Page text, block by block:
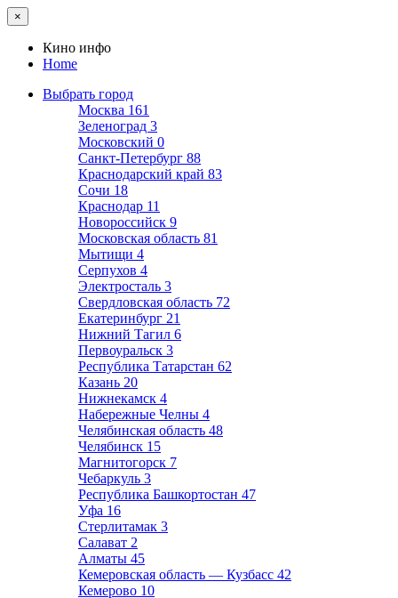
×
Кино инфо
Home
Выбрать город
Москва 161
Зеленоград 3
Московский 0
Санкт-Петербург 88
Краснодарский край 83
Сочи 18
Краснодар 11
Новороссийск 9
Московская область 81
Мытищи 4
Серпухов 4
Электросталь 3
Свердловская область 72
Екатеринбург 21
Нижний Тагил 6
Первоуральск 3
Республика Татарстан 62
Казань 20
Нижнекамск 4
Набережные Челны 4
Челябинская область 48
Челябинск 15
Магнитогорск 7
Чебаркуль 3
Республика Башкортостан 47
Уфа 16
Стерлитамак 3
Салават 2
Алматы 45
Кемеровская область — Кузбасс 42
Кемерово 10